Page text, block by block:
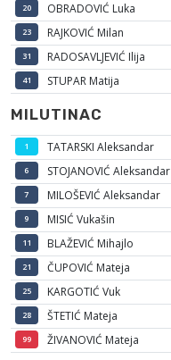
20 OBRADOVIĆ Luka
23 RAJKOVIĆ Milan
31 RADOSAVLJEVIĆ Ilija
41 STUPAR Matija
MILUTINAC
1 TATARSKI Aleksandar
6 STOJANOVIĆ Aleksandar
7 MILOŠEVIĆ Aleksandar
9 MISIĆ Vukašin
11 BLAŽEVIĆ Mihajlo
21 ČUPOVIĆ Mateja
25 KARGOTIĆ Vuk
28 ŠTETIĆ Mateja
99 ŽIVANOVIĆ Mateja